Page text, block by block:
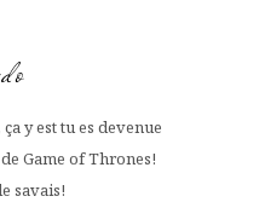
y est tu es devenue
Game of Thrones!
savais!